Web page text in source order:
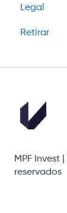
Legal
Retirar
MPF Invest
reservados